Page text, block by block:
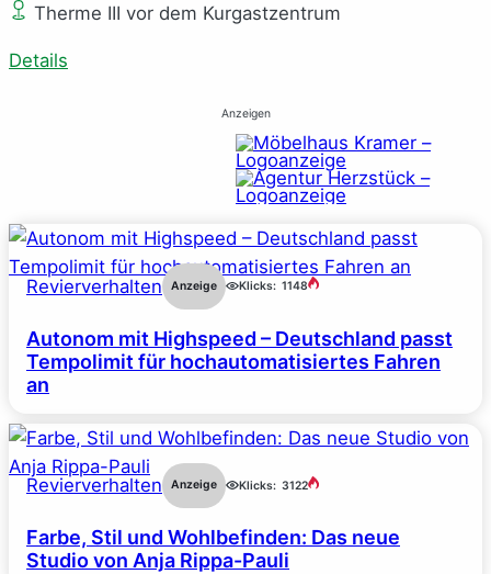
Therme III vor dem Kurgastzentrum
Details
Anzeigen
Revierverhalten Anzeige Klicks: 1148
Autonom mit Highspeed – Deutschland passt
Tempolimit für hochautomatisiertes Fahren
an
Revierverhalten Anzeige Klicks: 3122
Farbe, Stil und Wohlbefinden: Das neue
Studio von Anja Rippa-Pauli